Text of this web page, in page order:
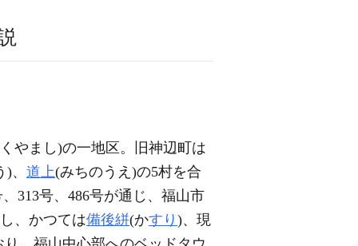
やまし)の一地区。旧神辺町は
、 道上(みちのうえ)の5村を合
313号、486号が通じ、福山市
、かつては備後絣(かすり )、現